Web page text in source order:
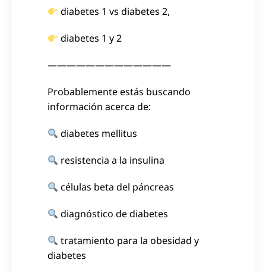
diabetes 1 vs diabetes 2,
diabetes 1 y 2
—————————————
Probablemente estás buscando
información acerca de:
diabetes mellitus
resistencia a la insulina
células beta del páncreas
diagnóstico de diabetes
tratamiento para la obesidad y
diabetes